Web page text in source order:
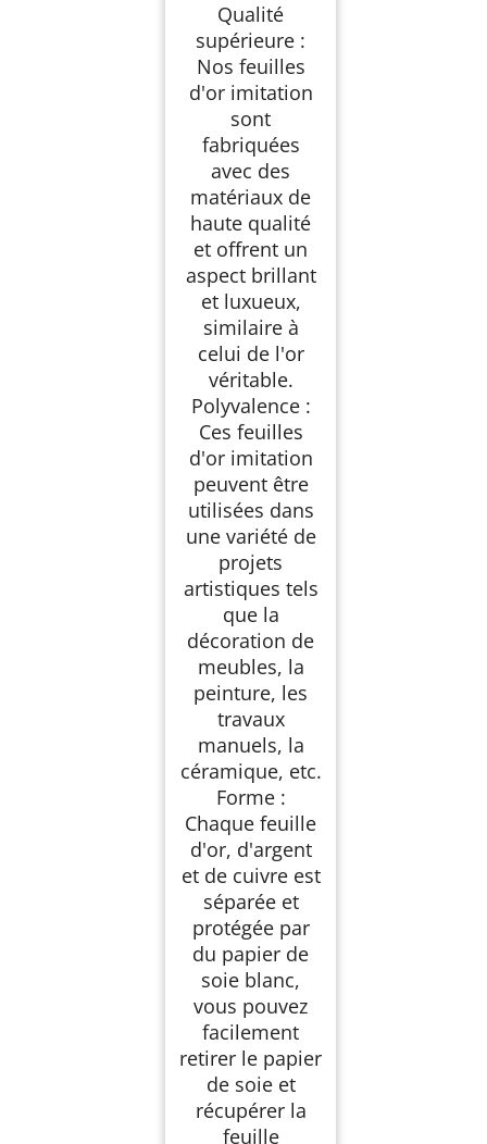
décoration
Artisanale,Feuille D'or
Imitation,Décoration
de Ongles Nail, Art
Projet d'Arts
Peinture(8x8cm)
Qualité
supérieure :
Nos feuilles
d'or imitation
sont
fabriquées
avec des
matériaux de
haute qualité
et offrent un
aspect brillant
et luxueux,
similaire à
celui de l'or
véritable.
Polyvalence :
Ces feuilles
d'or imitation
peuvent être
utilisées dans
une variété de
projets
artistiques tels
que la
décoration de
meubles, la
peinture, les
travaux
manuels, la
céramique, etc.
Forme :
Chaque feuille
d'or, d'argent
et de cuivre est
séparée et
protégée par
du papier de
soie blanc,
vous pouvez
facilement
retirer le papier
de soie et
récupérer la
feuille